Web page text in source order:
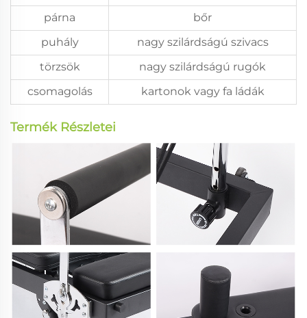
párna
bőr
puhály
nagy szilárdságú szivacs
törzsök
nagy szilárdságú rugók
csomagolás
kartonok vagy fa ládák
Termék Részletei